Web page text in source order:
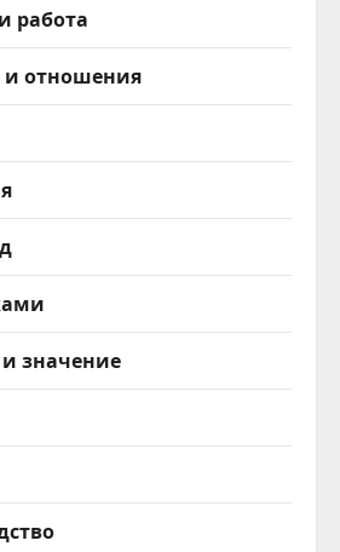
работа
и отношения
значение